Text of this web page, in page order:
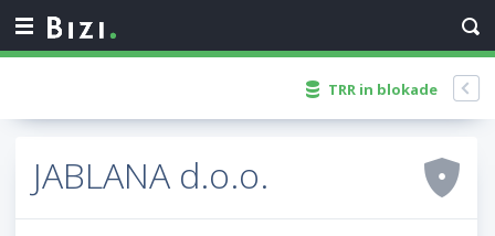
TRR in blokade
JABLANA d.o.o.